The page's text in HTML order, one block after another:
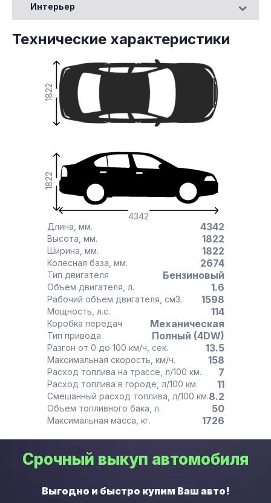
Интерьер
Технические характеристики
4342
1822
1822
Длина, мм. 4342
Высота, мм. 1822
Ширина, мм. 1822
Колесная база, мм. 2674
Тип двигателя Бензиновый
Объем двигателя, л. 1.6
Рабочий объем двигателя, см3. 1598
Мощность, л.с. 114
Коробка передач Механическая
Тип привода Полный (4DW)
Разгон от 0 до 100 км/ч, сек. 13.5
Максимальная скорость, км/ч. 158
Расход топлива на трассе, л/100 км. 7
Расход топлива в городе, л/100 км. 11
Смешанный расход топлива, л/100 км.8.2
Объем топливного бака, л. 50
Максимальная масса, кг. 1726
Срочный выкуп автомобиля